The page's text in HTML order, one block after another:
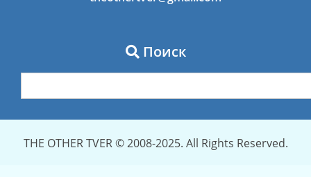
Поиск
THE OTHER TVER © 2008-2025. All Rights Reserved.